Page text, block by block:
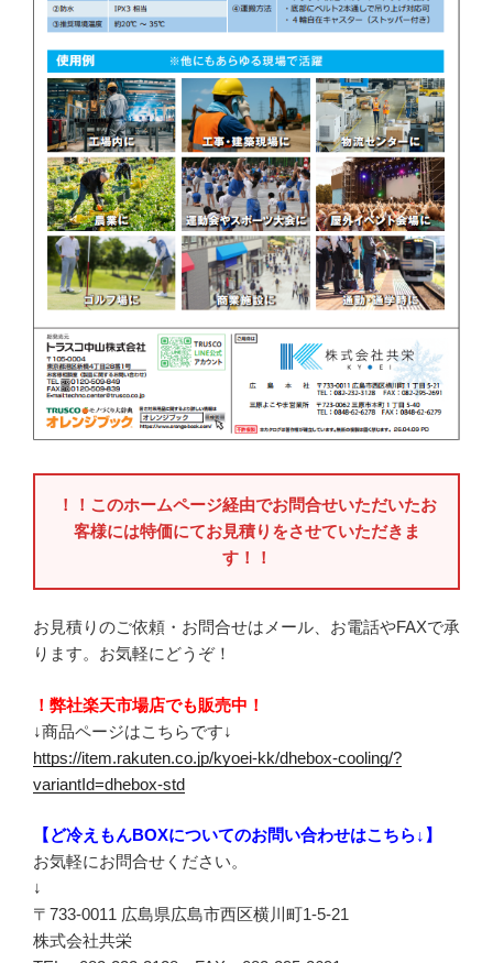
！！このホームページ経由でお問合せいただいたお
客様には特価にてお見積りをさせていただきま
す！！
お見積りのご依頼・お問合せはメール、お電話やFAXで承
ります。お気軽にどうぞ！
！弊社楽天市場店でも販売中！
↓商品ページはこちらです↓
https://item.rakuten.co.jp/kyoei-kk/dhebox-cooling/?
variantId=dhebox-std
【ど冷えもんBOXについてのお問い合わせはこちら↓】
お気軽にお問合せください。
↓
〒733-0011 広島県広島市西区横川町1-5-21
株式会社共栄